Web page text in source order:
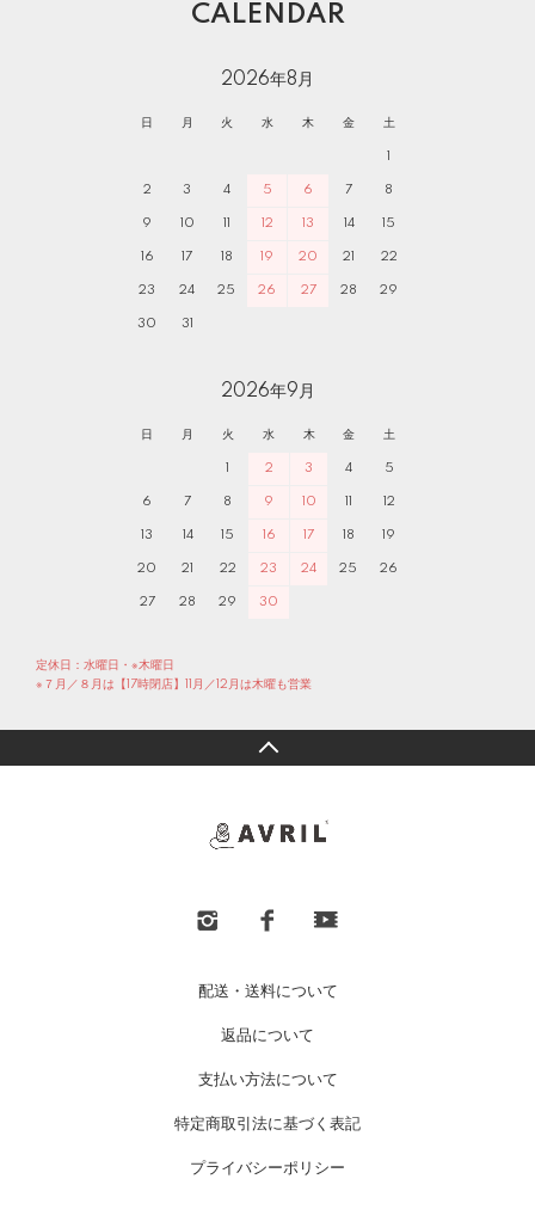
CALENDAR
2026年8月
日 月 火 水 木 金 土
2 3 4 5 6 7 8
9 10 12 13 14 15
16 17 18 19 20 21 22
23 24 25 26 27 28 29
30 31
2026年9月
日 月 火 水 木 金 土
2 3 4 5
6 7 8 9 10 12
13 14 15 16 17 18 19
20 21 22 23 24 25 26
27 28 29 30
定休日：水曜日・※木曜日
※７月／８月は【17時閉店】11月／12月は木曜も営業
配送・送料について
返品について
支払い方法について
特定商取引法に基づく表記
プライバシーポリシー